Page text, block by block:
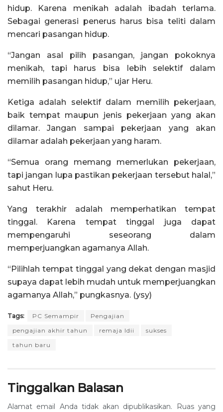
hidup. Karena menikah adalah ibadah terlama.
Sebagai generasi penerus harus bisa teliti dalam
mencari pasangan hidup.
“Jangan asal pilih pasangan, jangan pokoknya
menikah, tapi harus bisa lebih selektif dalam
memilih pasangan hidup,” ujar Heru.
Ketiga adalah selektif dalam memilih pekerjaan,
baik tempat maupun jenis pekerjaan yang akan
dilamar. Jangan sampai pekerjaan yang akan
dilamar adalah pekerjaan yang haram.
“Semua orang memang memerlukan pekerjaan,
tapi jangan lupa pastikan pekerjaan tersebut halal,”
sahut Heru.
Yang terakhir adalah memperhatikan tempat
tinggal. Karena tempat tinggal juga dapat
mempengaruhi seseorang dalam
memperjuangkan agamanya Allah.
“Pilihlah tempat tinggal yang dekat dengan masjid
supaya dapat lebih mudah untuk memperjuangkan
agamanya Allah,” pungkasnya. (ysy)
Tags: PC Semampir
Pengajian
pengajian akhir tahun
remaja ldii
sukses
tahun baru
Tinggalkan Balasan
Alamat email Anda tidak akan dipublikasikan.
Ruas yang